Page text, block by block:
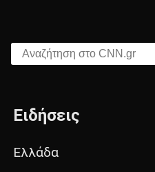
Αναζήτηση στο CNN.gr
Ειδήσεις
Ελλάδα